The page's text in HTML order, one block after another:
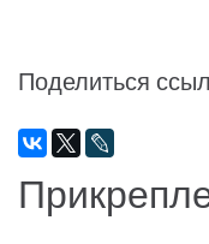
Поделиться